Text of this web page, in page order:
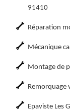
91410
Réparation
Mécanique
Montage de
Remorquage
Epaviste Les